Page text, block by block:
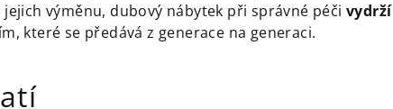
výměnu, dubový nábytek při správné péčivydrží
které se předává z generace na generaci.